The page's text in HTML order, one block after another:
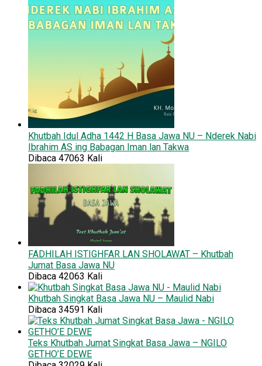
Khutbah Idul Adha 1442 H Basa Jawa NU – Nderek Nabi
Ibrahim AS ing Babagan Iman lan Takwa
Dibaca 47063 Kali
FADHILAH ISTIGHFAR LAN SHOLAWAT – Khutbah
Jumat Basa Jawa NU
Dibaca 42063 Kali
Khutbah Singkat Basa Jawa NU – Maulid Nabi
Dibaca 34591 Kali
Teks Khutbah Jumat Singkat Basa Jawa – NGILO
GETHO’E DEWE